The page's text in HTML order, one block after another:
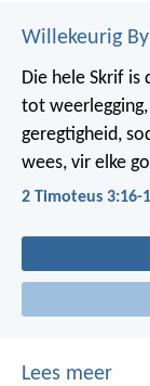
Willekeurig
Die hele Skrif is
tot
geregtigheid,
wees, vir elke
2 Timoteus 3:16-
Lees meer